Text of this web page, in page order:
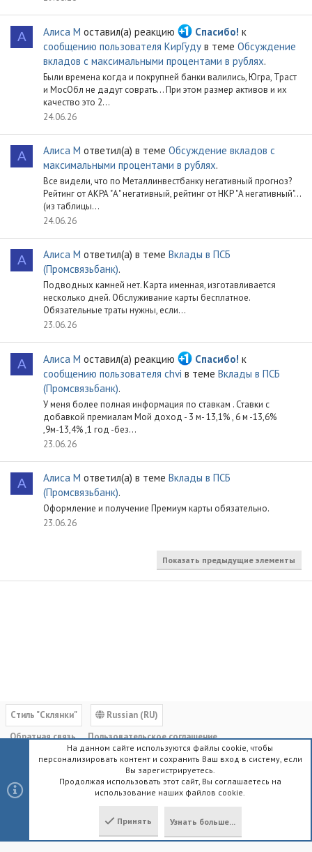
А Алиса М оставил(а) реакцию Спасибо! к
сообщению пользователя КирГуду в теме Обсуждение
вкладов с максимальными процентами в рублях.
Были времена когда и покрупней банки валились, Югра, Траст
и МосОбл не дадут соврать... При этом размер активов и их
качество это 2...
24.06.26
А Алиса М ответил(а) в теме Обсуждение вкладов с
максимальными процентами в рублях.
Все видели, что по Металлинвестбанку негативный прогноз?
Рейтинг от АКРА "А" негативный, рейтинг от НКР "A негативный"...
(из таблицы...
24.06.26
А Алиса М ответил(а) в теме Вклады в ПСБ
(Промсвязьбанк).
Подводных камней нет. Карта именная, изготавливается
несколько дней. Обслуживание карты бесплатное.
Обязательные траты нужны, если...
23.06.26
А Алиса М оставил(а) реакцию Спасибо! к
сообщению пользователя chvi в теме Вклады в ПСБ
(Промсвязьбанк).
У меня более полная информация по ставкам . Ставки с
добавкой премиалам Мой доход - 3 м- 13,1% , 6 м -13,6%
,9м-13,4% ,1 год -без...
23.06.26
А Алиса М ответил(а) в теме Вклады в ПСБ
(Промсвязьбанк).
Оформление и получение Премиум карты обязательно.
23.06.26
Показать предыдущие элементы
Cтиль "Склянки"
Russian (RU)
Обратная связь
Пользовательское соглашение
Политика конфиденциальности
Помощь Главная
R
S
Community platform by XenForo® © 2010-2023 XenForo Ltd.
XenForo.Info
На данном сайте используются файлы cookie, чтобы
персонализировать контент и сохранить Ваш вход в систему, если
Вы зарегистрируетесь.
Продолжая использовать этот сайт, Вы соглашаетесь на
использование наших файлов cookie.
Принять Узнать больше...